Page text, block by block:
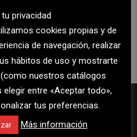
privacidad
cookies propias y de
de navegación, realizar
hábitos de uso y mostrarte
nuestros catálogos
elegir entre «Aceptar todo»,
tus preferencias.
Más información